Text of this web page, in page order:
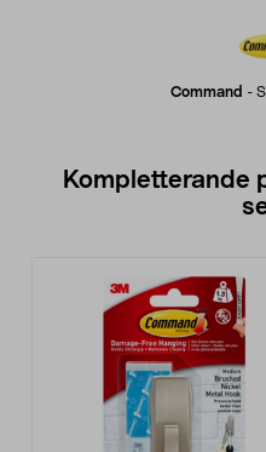
Command -
Kompletterande